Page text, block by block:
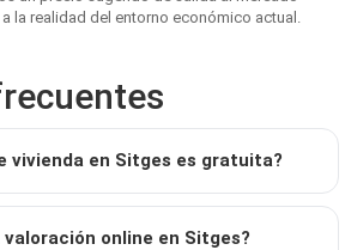
la realidad del entorno económico actual.
vivienda en Sitges es gratuita?
online en Sitges?